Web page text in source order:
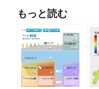
もっと読む